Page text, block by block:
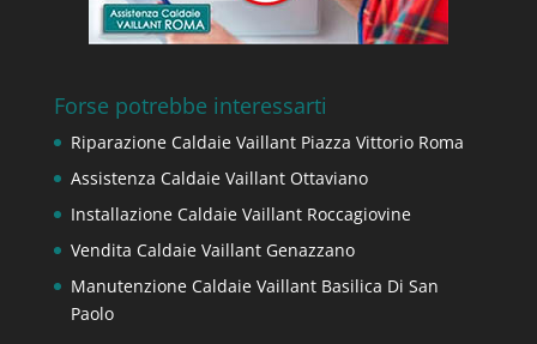
Forse potrebbe interessarti
Riparazione Caldaie Vaillant Piazza Vittorio Roma
Assistenza Caldaie Vaillant Ottaviano
Installazione Caldaie Vaillant Roccagiovine
Vendita Caldaie Vaillant Genazzano
Manutenzione Caldaie Vaillant Basilica Di San
Paolo